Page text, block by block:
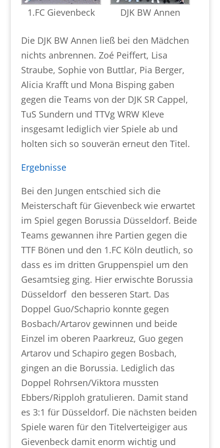
1.FC Gievenbeck DJK BW Annen
Die DJK BW Annen ließ bei den Mädchen
nichts anbrennen. Zoé Peiffert, Lisa
Straube, Sophie von Buttlar, Pia Berger,
Alicia Krafft und Mona Bisping gaben
gegen die Teams von der DJK SR Cappel,
TuS Sundern und TTVg WRW Kleve
insgesamt lediglich vier Spiele ab und
holten sich so souverän erneut den Titel.
Ergebnisse
Bei den Jungen entschied sich die
Meisterschaft für Gievenbeck wie erwartet
im Spiel gegen Borussia Düsseldorf. Beide
Teams gewannen ihre Partien gegen die
TTF Bönen und den 1.FC Köln deutlich, so
dass es im dritten Gruppenspiel um den
Gesamtsieg ging. Hier erwischte Borussia
Düsseldorf den besseren Start. Das
Doppel Guo/Schaprio konnte gegen
Bosbach/Artarov gewinnen und beide
Einzel im oberen Paarkreuz, Guo gegen
Artarov und Schapiro gegen Bosbach,
gingen an die Borussia. Lediglich das
Doppel Rohrsen/Viktora mussten
Ebbers/Ripploh gratulieren. Damit stand
es 3:1 für Düsseldorf. Die nächsten beiden
Spiele waren für den Titelverteigiger aus
Gievenbeck damit enorm wichtig und